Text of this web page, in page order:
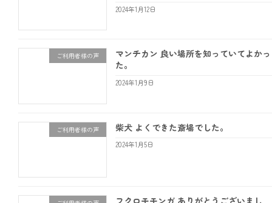
2024年1月12日
ご利用者様の声
マンチカン 良い場所を知っていてよかっ
た。
2024年1月9日
ご利用者様の声 柴犬 よくできた斎場でした。
2024年1月5日
フクロモモンガ ありがとうございまし